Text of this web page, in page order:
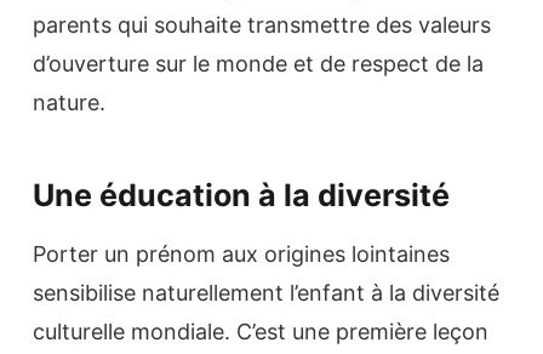
parents qui souhaite transmettre des valeurs
d’ouverture sur le monde et de respect de la
nature.
Une éducation à la diversité
Porter un prénom aux origines lointaines
sensibilise naturellement l’enfant à la diversité
culturelle mondiale. C’est une première leçon